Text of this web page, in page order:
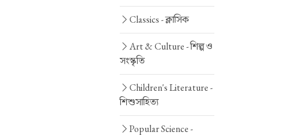
Classics -ক্লাসিক
Art & Culture -শিল্প ও
সংস্কৃতি
Children's Literature -
শিশুসাহিত্য
Popular Science -